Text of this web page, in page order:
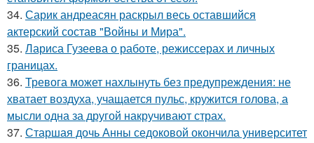
34. Сарик андреасян раскрыл весь оставшийся
актерский состав "Войны и Мира".
35. Лариса Гузеева о работе, режиссерах и личных
границах.
36. Тревога может нахлынуть без предупреждения: не
хватает воздуха, учащается пульс, кружится голова, а
мысли одна за другой накручивают страх.
37. Старшая дочь Анны седоковой окончила университет